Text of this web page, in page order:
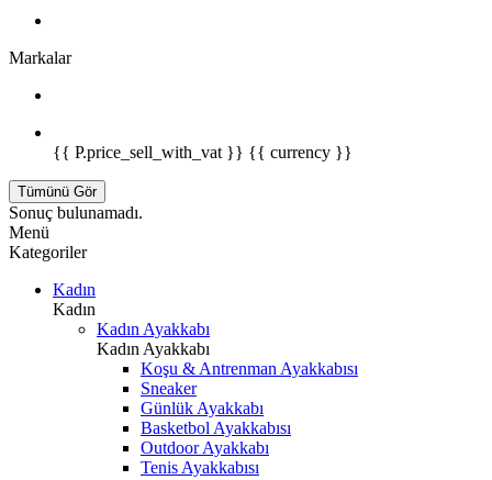
Markalar
{{ P.price_sell_with_vat }} {{ currency }}
Tümünü Gör
Sonuç bulunamadı.
Menü
Kategoriler
Kadın
Kadın
Kadın Ayakkabı
Kadın Ayakkabı
Koşu & Antrenman Ayakkabısı
Sneaker
Günlük Ayakkabı
Basketbol Ayakkabısı
Outdoor Ayakkabı
Tenis Ayakkabısı